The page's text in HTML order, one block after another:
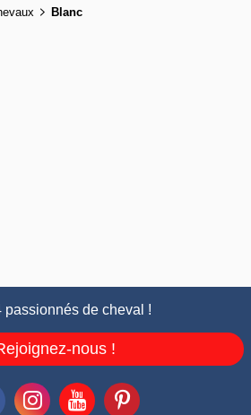
Blanc
passionnés de cheval !
nous !